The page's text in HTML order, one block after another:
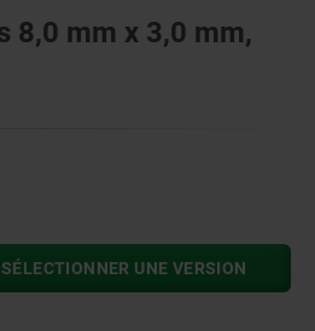
8,0 mm x 3,0 mm,
UNE VERSION